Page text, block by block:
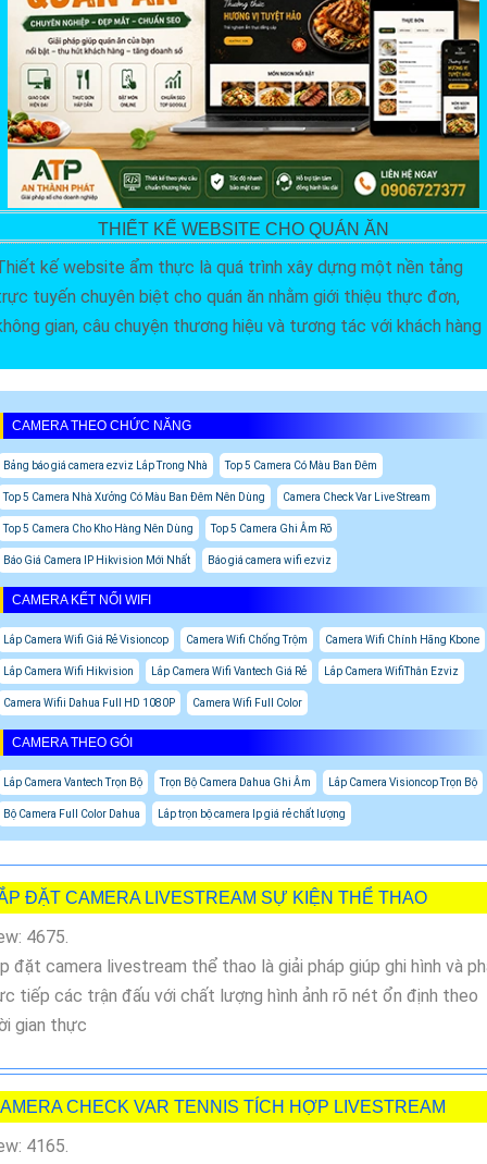
THIẾT KẾ WEBSITE CHO QUÁN ĂN
kế website ẩm thực là quá trình xây dựng một nền tảng
tuyến chuyên biệt cho quán ăn nhằm giới thiệu thực đơn,
gian, câu chuyện thương hiệu và tương tác với khách hàng
CAMERA THEO CHỨC NĂNG
Bảng báo giá camera ezviz Lắp Trong Nhà Top 5 Camera Có Màu Ban Đêm
Top 5 Camera Nhà Xưởng Có Màu Ban Đêm Nên Dùng Camera Check Var Live Stream
Top 5 Camera Cho Kho Hàng Nên Dùng Top 5 Camera Ghi Âm Rõ
Báo Giá Camera IP Hikvision Mới Nhất Báo giá camera wifi ezviz
CAMERA KẾT NỐI WIFI
Lắp Camera Wifi Giá Rẻ Visioncop Camera Wifi Chống Trộm Camera Wifi Chính Hãng Kbone
Lắp Camera Wifi Hikvision Lắp Camera Wifi Vantech Giá Rẻ Lắp Camera WifiThân Ezviz
Camera Wifii Dahua Full HD 1080P Camera Wifi Full Color
CAMERA THEO GÓI
Lắp Camera Vantech Trọn Bộ Trọn Bộ Camera Dahua Ghi Âm Lắp Camera Visioncop Trọn Bộ
Bộ Camera Full Color Dahua Lắp trọn bộ camera Ip giá rẻ chất lượng
ĐẶT CAMERA LIVESTREAM SỰ KIỆN THỂ THAO
4675.
đặt camera livestream thể thao là giải pháp giúp ghi hình và
tiếp các trận đấu với chất lượng hình ảnh rõ nét ổn định theo
gian thực
CHECK VAR TENNIS TÍCH HỢP LIVESTREAM
4165.